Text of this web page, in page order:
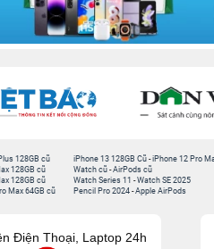
128GB cũ
128GB cũ
128GB cũ
Max 64GB cũ
iPhone 13 128GB Cũ -iPhone 12 Pro
Watch cũ -AirPods cũ
Watch Series 11 -Watch SE 2025
Pencil Pro 2024 -Apple AirPods
Điện Thoại, Laptop 24h